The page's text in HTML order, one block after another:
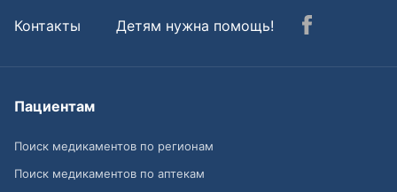
Контакты
Детям нужна помощь!
Пациентам
Поиск медикаментов по регионам
Поиск медикаментов по аптекам